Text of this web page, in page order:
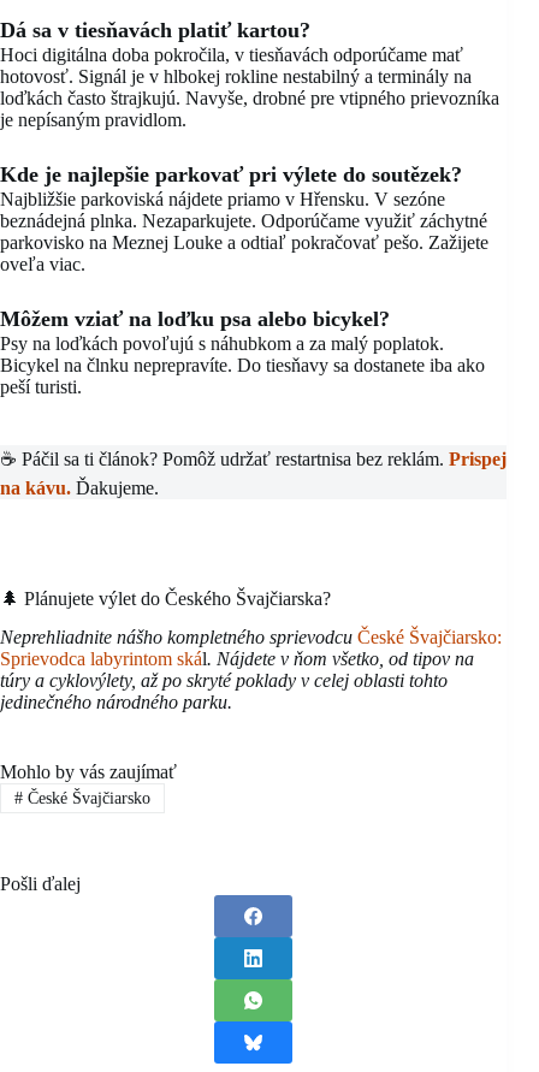
Dá sa v tiesňavách platiť kartou?
Hoci digitálna doba pokročila, v tiesňavách odporúčame mať
hotovosť. Signál je v hlbokej rokline nestabilný a terminály na
loďkách často štrajkujú. Navyše, drobné pre vtipného prievozníka
je nepísaným pravidlom.
Kde je najlepšie parkovať pri výlete do soutězek?
Najbližšie parkoviská nájdete priamo v Hřensku. V sezóne
beznádejná plnka. Nezaparkujete. Odporúčame využiť záchytné
parkovisko na Meznej Louke a odtiaľ pokračovať pešo. Zažijete
oveľa viac.
Môžem vziať na loďku psa alebo bicykel?
Psy na loďkách povoľujú s náhubkom a za malý poplatok.
Bicykel na člnku neprepravíte. Do tiesňavy sa dostanete iba ako
peší turisti.
☕ Páčil sa ti článok? Pomôž udržať restartnisa bez reklám. Prispej
na kávu. Ďakujeme.
🌲 Plánujete výlet do Českého Švajčiarska?
Neprehliadnite nášho kompletného sprievodcu České Švajčiarsko:
Sprievodca labyrintom skál. Nájdete v ňom všetko, od tipov na
túry a cyklovýlety, až po skryté poklady v celej oblasti tohto
jedinečného národného parku.
Mohlo by vás zaujímať
#České Švajčiarsko
Pošli ďalej